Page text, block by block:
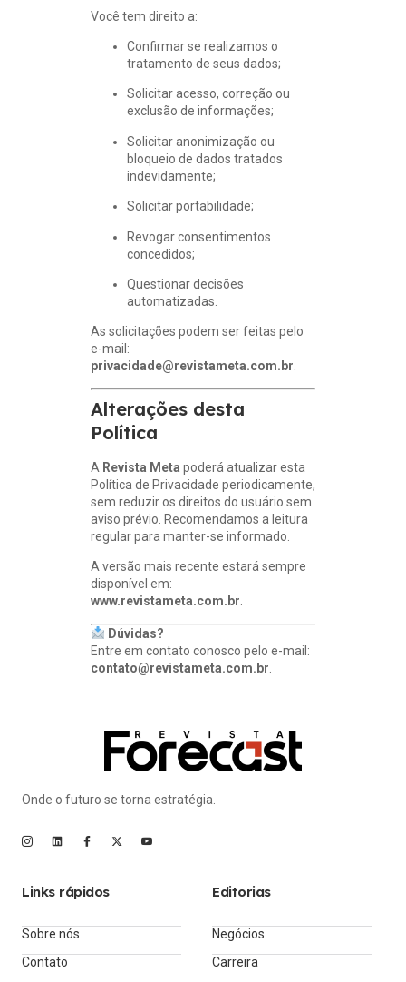
Você tem direito a:
Confirmar se realizamos o
tratamento de seus dados;
Solicitar acesso, correção ou
exclusão de informações;
Solicitar anonimização ou
bloqueio de dados tratados
indevidamente;
Solicitar portabilidade;
Revogar consentimentos
concedidos;
Questionar decisões
automatizadas.
As solicitações podem ser feitas pelo
e-mail:
privacidade@revistameta.com.br.
Alterações desta
Política
A Revista Meta poderá atualizar esta
Política de Privacidade periodicamente,
sem reduzir os direitos do usuário sem
aviso prévio. Recomendamos a leitura
regular para manter-se informado.
A versão mais recente estará sempre
disponível em:
www.revistameta.com.br
Dúvidas?
Entre em contato conosco pelo e-mail:
contato@revistameta.com.br
Onde o futuro se torna estratégia.
Links rápidos
Sobre nós
Contato
Editorias
Negócios
Carreira